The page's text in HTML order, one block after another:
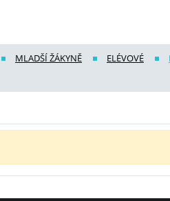
MLADŠÍ ŽÁKYNĚ ELÉVOVÉ